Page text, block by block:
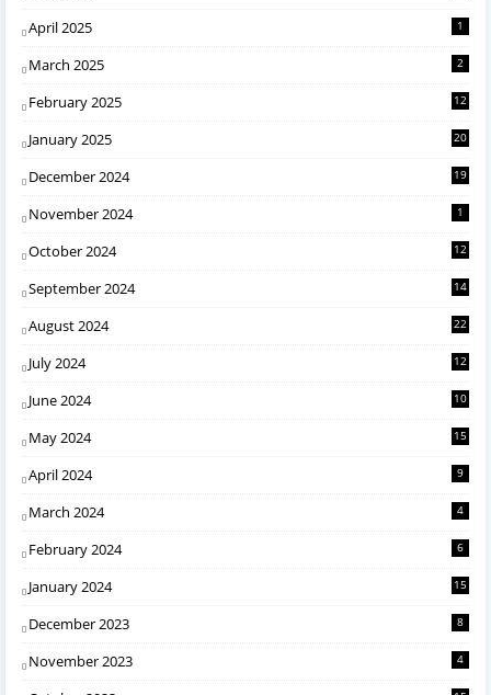
April 2025 1
March 2025 2
February 2025 12
January 2025 20
December 2024 19
November 2024 1
October 2024 12
September 2024 14
August 2024 22
July 2024 12
June 2024 10
May 2024 15
April 2024 9
March 2024 4
February 2024 6
January 2024 15
December 2023 8
November 2023 4